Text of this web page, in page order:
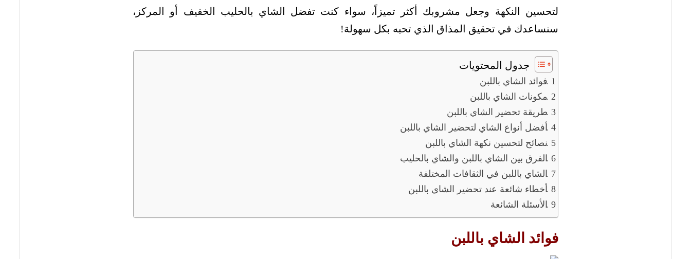
لتحسين النكهة وجعل مشروبك أكثر تميزاً، سواء كنت تفضل الشاي بالحليب الخفيف أو المركز،
سنساعدك في تحقيق المذاق الذي تحبه بكل سهولة!
جدول المحتويات
فوائد الشاي باللبن
مكونات الشاي باللبن
طريقة تحضير الشاي باللبن
أفضل أنواع الشاي لتحضير الشاي باللبن
نصائح لتحسين نكهة الشاي باللبن
الفرق بين الشاي باللبن والشاي بالحليب
الشاي باللبن في الثقافات المختلفة
أخطاء شائعة عند تحضير الشاي باللبن
الأسئلة الشائعة
فوائد الشاي باللبن